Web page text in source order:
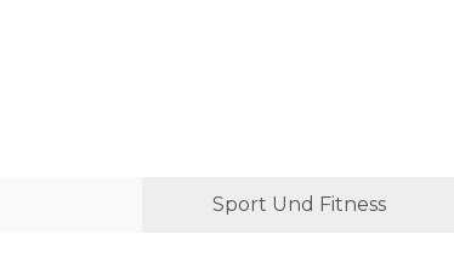
Sport Und Fitness